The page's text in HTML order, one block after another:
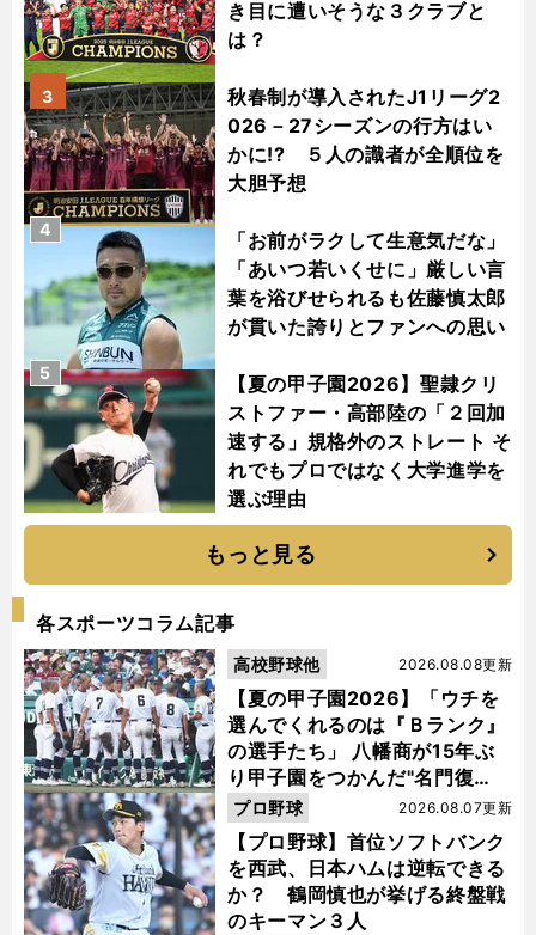
き目に遭いそうな３クラブと
は？
秋春制が導入されたJ1リーグ2
026－27シーズンの行方はい
かに!? ５人の識者が全順位を
大胆予想
3
「お前がラクして生意気だな」
「あいつ若いくせに」厳しい言
葉を浴びせられるも佐藤慎太郎
が貫いた誇りとファンへの思い
4
【夏の甲子園2026】聖隷クリ
ストファー・高部陸の「２回加
速する」規格外のストレート そ
れでもプロではなく大学進学を
選ぶ理由
5
もっと見る
各スポーツコラム記事
【夏の甲子園2026】「ウチを
選んでくれるのは『Ｂランク』
の選手たち」 八幡商が15年ぶ
り甲子園をつかんだ"名門復
活"の舞台裏
2026.08.08更新
高校野球他
【プロ野球】首位ソフトバンク
を西武、日本ハムは逆転できる
か？ 鶴岡慎也が挙げる終盤戦
のキーマン３人
2026.08.07更新
プロ野球